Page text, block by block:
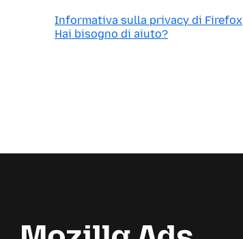
Informativa sulla privacy di Firefox
Hai bisogno di aiuto?